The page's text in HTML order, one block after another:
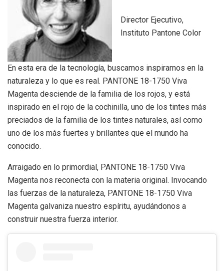
Director Ejecutivo,
Instituto Pantone Color
En esta era de la tecnología, buscamos inspirarnos en la
naturaleza y lo que es real. PANTONE 18-1750 Viva
Magenta desciende de la familia de los rojos, y está
inspirado en el rojo de la cochinilla, uno de los tintes más
preciados de la familia de los tintes naturales, así como
uno de los más fuertes y brillantes que el mundo ha
conocido.
Arraigado en lo primordial, PANTONE 18-1750 Viva
Magenta nos reconecta con la materia original. Invocando
las fuerzas de la naturaleza, PANTONE 18-1750 Viva
Magenta galvaniza nuestro espíritu, ayudándonos a
construir nuestra fuerza interior.